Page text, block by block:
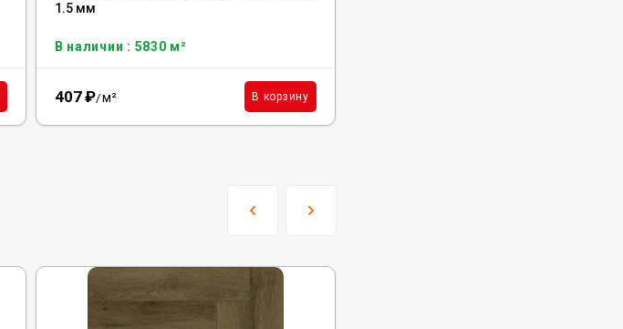
1.5 мм
В наличии : 5830 м²
407₽/м² В корзину